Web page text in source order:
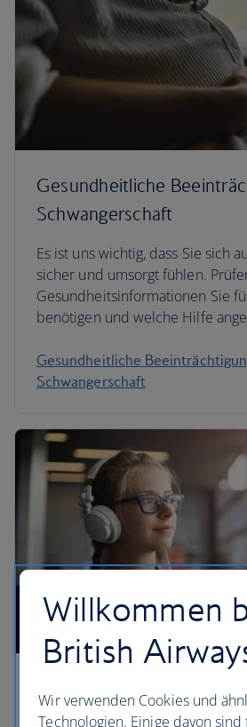
Gesundheitliche
Schwangerschaft
Es ist uns wichtig, dass Sie sich
sicher und umsorgt fühlen.
Gesundheitsinformationen Sie
benötigen und welche Hilfe
Gesundheitliche
Schwangerschaft
Junge Flugreisende
Willkommen
British
Wir verwenden Cookies und
Technologien. Einige davon sind